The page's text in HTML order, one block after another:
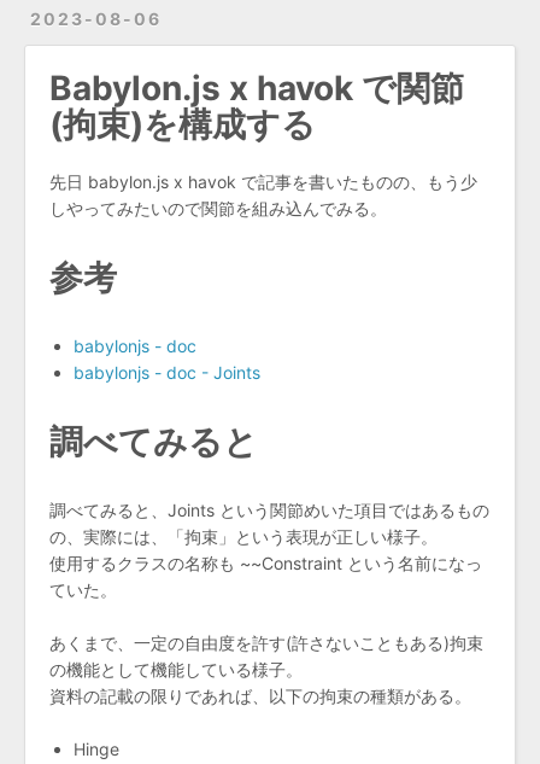
2023-08-06
Babylon.js x havok で関節
(拘束)を構成する
先日 babylon.js x havok で記事を書いたものの、もう少
しやってみたいので関節を組み込んでみる。
参考
babylonjs - doc
babylonjs - doc - Joints
調べてみると
調べてみると、Joints という関節めいた項目ではあるもの
の、実際には、「拘束」という表現が正しい様子。
使用するクラスの名称も ~~Constraint という名前になっ
ていた。
あくまで、一定の自由度を許す(許さないこともある)拘束
の機能として機能している様子。
資料の記載の限りであれば、以下の拘束の種類がある。
Hinge